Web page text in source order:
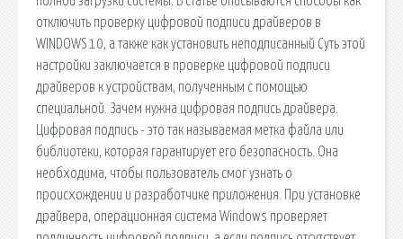
отключить проверку цифровой подписи драйверов в
WINDOWS 10, а также как установить неподписанный Суть этой
настройки заключается в проверке цифровой подписи
драйверов к устройствам, полученным с помощью
специальной. Зачем нужна цифровая подпись драйвера.
Цифровая подпись - это так называемая метка файла или
библиотеки, которая гарантирует его безопасность. Она
необходима, чтобы пользователь смог узнать о
происхождении и разработчике приложения. При установке
драйвера, операционная система Windows проверяет